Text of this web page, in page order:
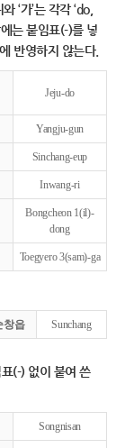
‘가’는 각각 ‘do,
는 붙임표(-)를 넣
반영하지 않는다.
Jeju-do
Yangju-gun
Sinchang-eup
Inwang-ri
Bongcheon 1(il)-
dong
Toegyero 3(sam)-ga
창읍 Sunchang
(-) 없이 붙여 쓴
Songnisan